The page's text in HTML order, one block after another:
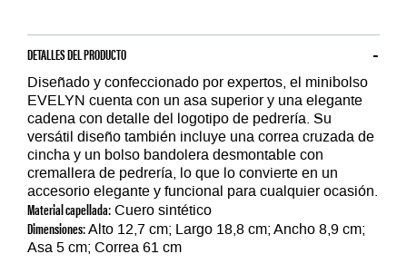
DETALLES DEL PRODUCTO
Diseñado y confeccionado por expertos, el minibolso
EVELYN cuenta con un asa superior y una elegante
cadena con detalle del logotipo de pedrería. Su
versátil diseño también incluye una correa cruzada de
cincha y un bolso bandolera desmontable con
cremallera de pedrería, lo que lo convierte en un
accesorio elegante y funcional para cualquier ocasión.
Material capellada:Cuero sintético
Dimensiones:Alto 12,7 cm; Largo 18,8 cm; Ancho 8,9 cm;
Asa 5 cm; Correa 61 cm